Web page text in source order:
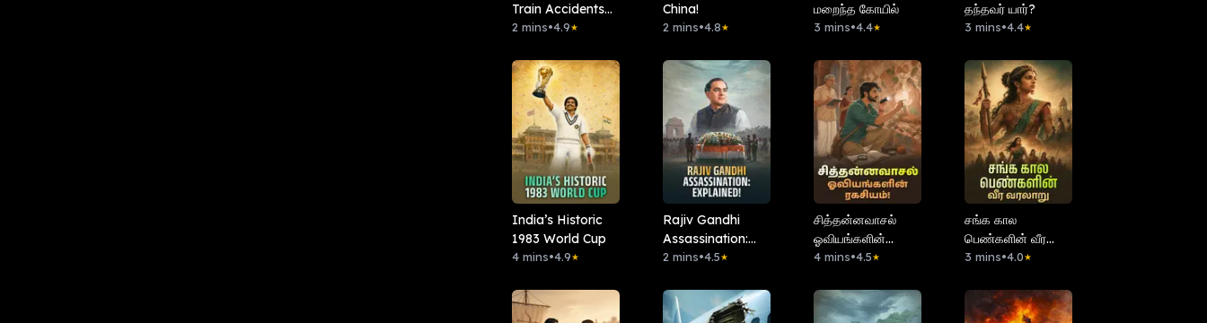
Train Accidents
Explained!
2 mins•4.9★
China!
2 mins•4.8★
மறைந்த கோயில்
3 mins•4.4★
தந்தவர் யார்?
3 mins•4.4★
India’s Historic
1983 World Cup
4 mins•4.9★
Rajiv Gandhi
Assassination:
Explained!
2 mins•4.5★
சித்தன்னவாசல்
ஓவியங்களின்
ரகசியம்!
4 mins•4.5★
சங்க கால
பெண்களின் வீர
வரலாறு
3 mins•4.0★